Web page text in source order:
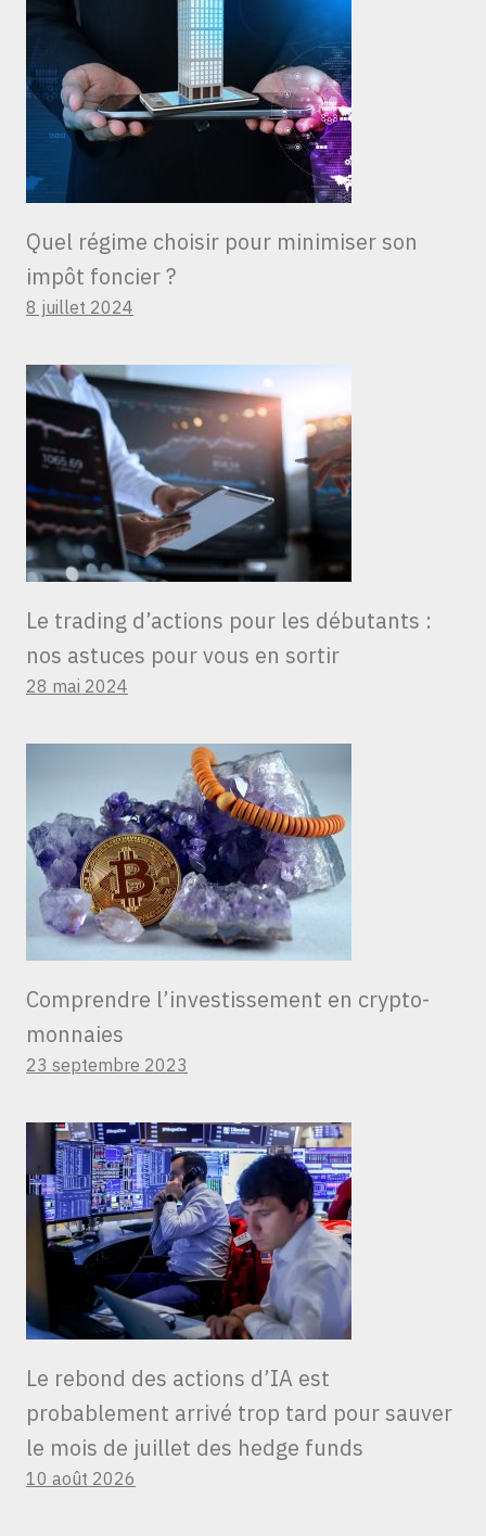
Quel régime choisir pour minimiser son
impôt foncier ?
8 juillet 2024
Le trading d’actions pour les débutants :
nos astuces pour vous en sortir
28 mai 2024
Comprendre l’investissement en crypto-
monnaies
23 septembre 2023
Le rebond des actions d’IA est
probablement arrivé trop tard pour sauver
le mois de juillet des hedge funds
10 août 2026